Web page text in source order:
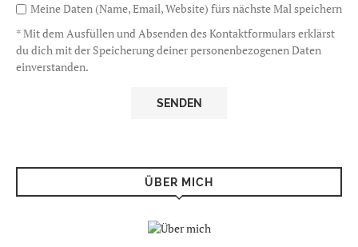
Meine Daten (Name, Email, Website) fürs nächste Mal speichern
* Mit dem Ausfüllen und Absenden des Kontaktformulars erklärst
du dich mit der Speicherung deiner personenbezogenen Daten
einverstanden.
ÜBER MICH